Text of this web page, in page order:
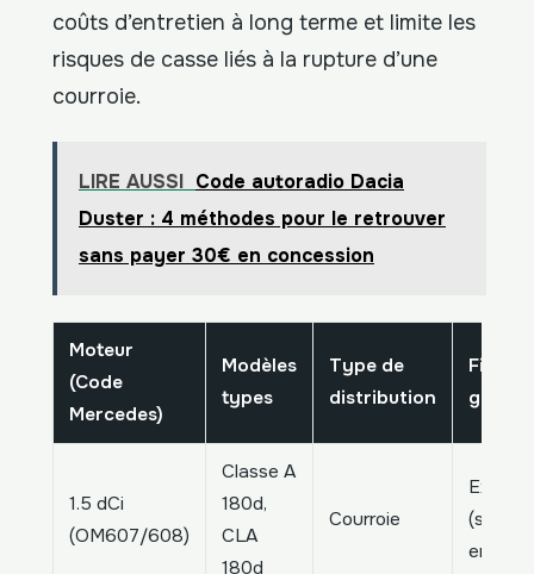
coûts d’entretien à long terme et limite les
risques de casse liés à la rupture d’une
courroie.
LIRE AUSSI Code autoradio Dacia
Duster : 4 méthodes pour le retrouver
sans payer 30€ en concession
Moteur
(Code
Mercedes)
Modèles
types
Type de
distribution
globale
1.5 dCi
(OM607/608)
Classe A
180d,
CLA
180d
Courroie
(si